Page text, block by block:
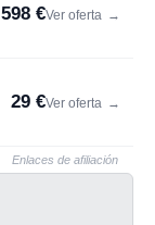
598 €Ver oferta →
29 €Ver oferta →
Enlaces de afiliación